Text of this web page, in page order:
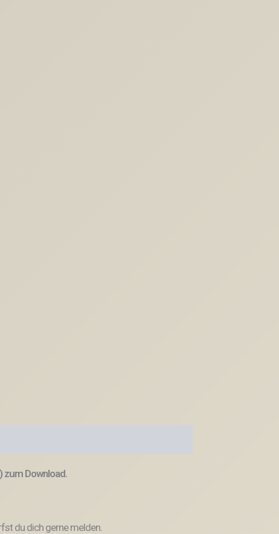
Download.
du dich gerne melden.